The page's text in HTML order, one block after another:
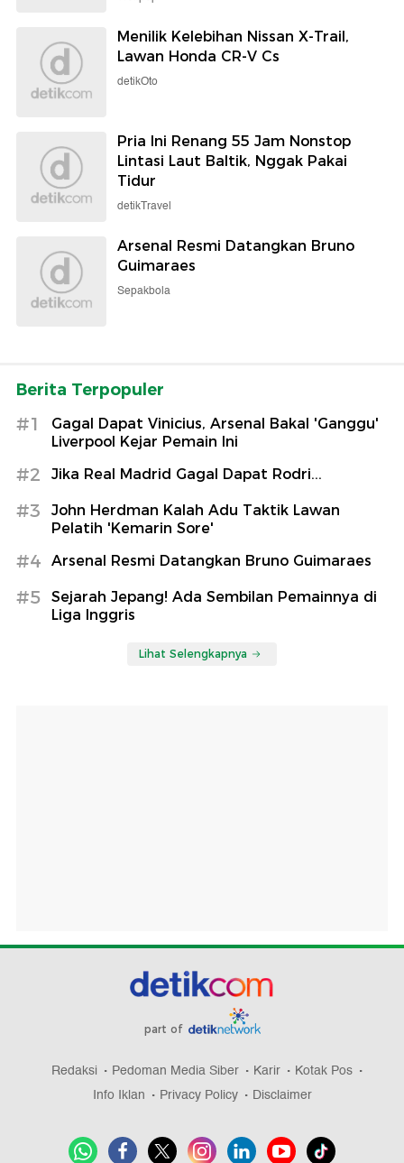
Menilik Kelebihan Nissan X-Trail,
Lawan Honda CR-V Cs
detikOto
Pria Ini Renang 55 Jam Nonstop
Lintasi Laut Baltik, Nggak Pakai
Tidur
detikTravel
Arsenal Resmi Datangkan Bruno
Guimaraes
Sepakbola
Berita Terpopuler
#1
Gagal Dapat Vinicius, Arsenal Bakal 'Ganggu'
Liverpool Kejar Pemain Ini
#2 Jika Real Madrid Gagal Dapat Rodri...
#3
John Herdman Kalah Adu Taktik Lawan
Pelatih 'Kemarin Sore'
#4 Arsenal Resmi Datangkan Bruno Guimaraes
#5
Sejarah Jepang! Ada Sembilan Pemainnya di
Liga Inggris
Lihat Selengkapnya
part of
Redaksi Pedoman Media Siber Karir
Kotak Pos
Info Iklan
Privacy Policy Disclaimer